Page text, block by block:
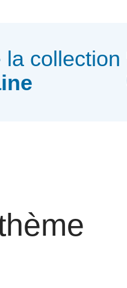
collection